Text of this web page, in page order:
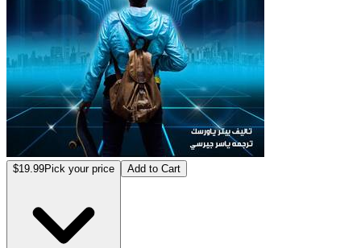
$19.99Pick your price Add to Cart